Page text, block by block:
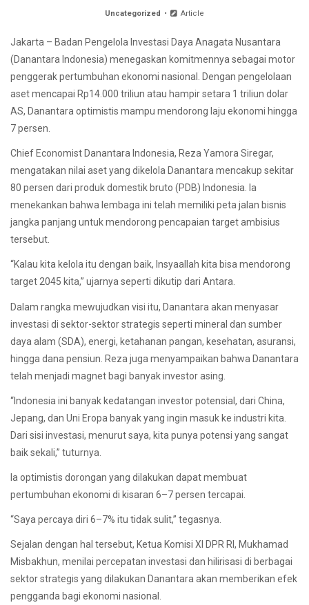
Uncategorized Article
Jakarta – Badan Pengelola Investasi Daya Anagata Nusantara
(Danantara Indonesia) menegaskan komitmennya sebagai motor
penggerak pertumbuhan ekonomi nasional. Dengan pengelolaan
aset mencapai Rp14.000 triliun atau hampir setara 1 triliun dolar
AS, Danantara optimistis mampu mendorong laju ekonomi hingga
7 persen.
Chief Economist Danantara Indonesia, Reza Yamora Siregar,
mengatakan nilai aset yang dikelola Danantara mencakup sekitar
80 persen dari produk domestik bruto (PDB) Indonesia. Ia
menekankan bahwa lembaga ini telah memiliki peta jalan bisnis
jangka panjang untuk mendorong pencapaian target ambisius
tersebut.
“Kalau kita kelola itu dengan baik, Insyaallah kita bisa mendorong
target 2045 kita,” ujarnya seperti dikutip dari Antara.
Dalam rangka mewujudkan visi itu, Danantara akan menyasar
investasi di sektor-sektor strategis seperti mineral dan sumber
daya alam (SDA), energi, ketahanan pangan, kesehatan, asuransi,
hingga dana pensiun. Reza juga menyampaikan bahwa Danantara
telah menjadi magnet bagi banyak investor asing.
“Indonesia ini banyak kedatangan investor potensial, dari China,
Jepang, dan Uni Eropa banyak yang ingin masuk ke industri kita.
Dari sisi investasi, menurut saya, kita punya potensi yang sangat
baik sekali,” tuturnya.
Ia optimistis dorongan yang dilakukan dapat membuat
pertumbuhan ekonomi di kisaran 6–7 persen tercapai.
“Saya percaya diri 6–7% itu tidak sulit,” tegasnya.
Sejalan dengan hal tersebut, Ketua Komisi XI DPR RI, Mukhamad
Misbakhun, menilai percepatan investasi dan hilirisasi di berbagai
sektor strategis yang dilakukan Danantara akan memberikan efek
pengganda bagi ekonomi nasional.